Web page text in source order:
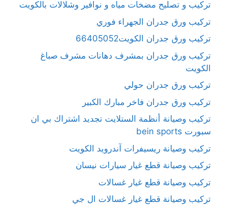
تركيب و تصليح مضخات مياه و نوافير وشلالات بالكويت
تركيب ورق جدران الجهراء فوري
تركيب ورق جدران الكويت66405052
تركيب ورق جدران بمشرف دهانات مشرف صباغ
الكويت
تركيب ورق جدران حولي
تركيب ورق جدران فاخر مبارك الكبير
تركيب وصيانة أنظمة الستلايت تجديد اشتراك بي ان
سبورت bein sports
تركيب وصيانة ريسيفرات آندرويد الكويت
تركيب وصيانة قطع غيار سيارات نيسان
تركيب وصيانة قطع غيار غسالات
تركيب وصيانة قطع غيار غسالات ال جي